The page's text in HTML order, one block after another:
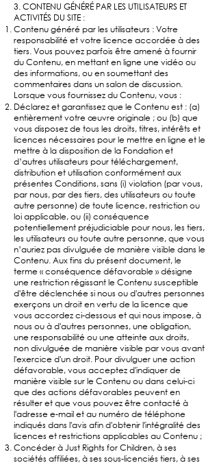
3. CONTENU GÉNÉRÉ PAR LES UTILISATEURS ET
ACTIVITÉS DU SITE :
Contenu généré par les utilisateurs : Votre
responsabilité et votre licence accordée à des
tiers. Vous pouvez parfois être amené à fournir
du Contenu, en mettant en ligne une vidéo ou
des informations, ou en soumettant des
commentaires dans un salon de discussion.
Lorsque vous fournissez du Contenu, vous :
Déclarez et garantissez que le Contenu est : (a)
entièrement votre œuvre originale ; ou (b) que
vous disposez de tous les droits, titres, intérêts et
licences nécessaires pour le mettre en ligne et le
mettre à la disposition de la Fondation et
d’autres utilisateurs pour téléchargement,
distribution et utilisation conformément aux
présentes Conditions, sans (i) violation (par vous,
par nous, par des tiers, des utilisateurs ou toute
autre personne) de toute licence, restriction ou
loi applicable, ou (ii) conséquence
potentiellement préjudiciable pour nous, les tiers,
les utilisateurs ou toute autre personne, que vous
n’auriez pas divulguée de manière visible dans le
Contenu. Aux fins du présent document, le
terme « conséquence défavorable » désigne
une restriction régissant le Contenu susceptible
d'être déclenchée si nous ou d'autres personnes
exerçons un droit en vertu de la licence que
vous accordez ci-dessous et qui nous impose, à
nous ou à d'autres personnes, une obligation,
une responsabilité ou une atteinte aux droits,
non divulguée de manière visible par vous avant
l'exercice d'un droit. Pour divulguer une action
défavorable, vous acceptez d'indiquer de
manière visible sur le Contenu ou dans celui-ci
que des actions défavorables peuvent en
résulter et que vous pouvez être contacté à
l'adresse e-mail et au numéro de téléphone
indiqués dans l'avis afin d'obtenir l'intégralité des
licences et restrictions applicables au Contenu ;
Concéder à Just Rights for Children, à ses
sociétés affiliées, à ses sous-licenciés tiers, à ses